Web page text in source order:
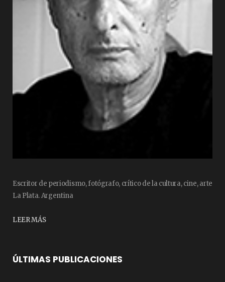
Escritor de periodismo, fotógrafo, crítico de la cultura, cine, arte
La Plata. Argentina
LEER MÁS
ÚLTIMAS PUBLICACIONES